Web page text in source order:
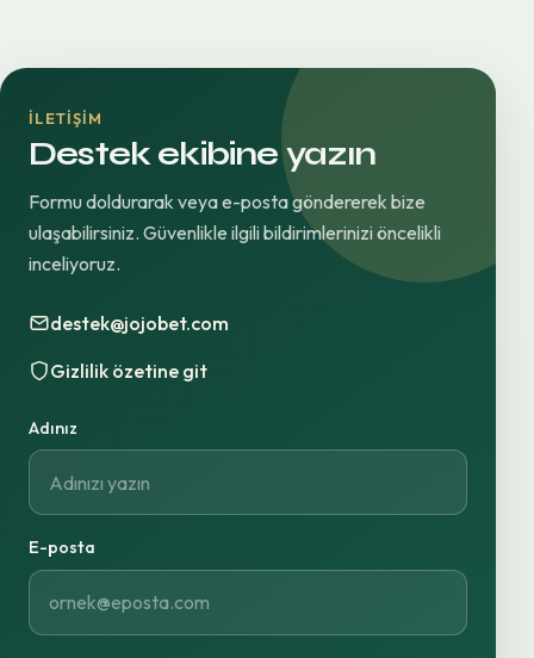
İLETIŞIM
Destek ekibine yazın
Formu doldurarak veya e-posta göndererek bize
ulaşabilirsiniz. Güvenlikle ilgili bildirimlerinizi öncelikli
inceliyoruz.
destek@jojobet.com
Gizlilik özetine git
Adınız
E-posta